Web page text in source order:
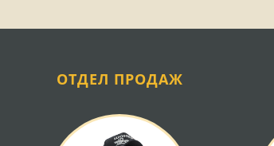
ОТДЕЛ ПРОДАЖ